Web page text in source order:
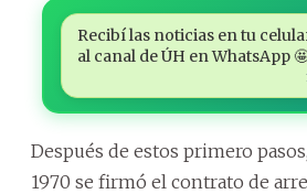
Recibí las noticias en tu
al canal de ÚH en WhatsApp
Después de estos primero
1970 se firmó el contrato de